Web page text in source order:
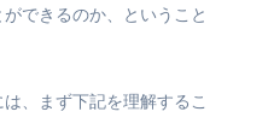
できるのか、ということ
、まず下記を理解するこ